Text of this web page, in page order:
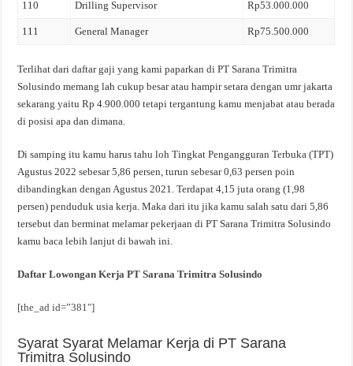
110 Drilling Supervisor Rp53.000.000
111 General Manager Rp75.500.000
Terlihat dari daftar gaji yang kami paparkan di PT Sarana Trimitra
Solusindo memang lah cukup besar atau hampir setara dengan umr jakarta
sekarang yaitu Rp 4.900.000 tetapi tergantung kamu menjabat atau berada
di posisi apa dan dimana.
Di samping itu kamu harus tahu loh Tingkat Pengangguran Terbuka (TPT)
Agustus 2022 sebesar 5,86 persen, turun sebesar 0,63 persen poin
dibandingkan dengan Agustus 2021. Terdapat 4,15 juta orang (1,98
persen) penduduk usia kerja. Maka dari itu jika kamu salah satu dari 5,86
tersebut dan berminat melamar pekerjaan di PT Sarana Trimitra Solusindo
kamu baca lebih lanjut di bawah ini.
Daftar Lowongan Kerja PT Sarana Trimitra Solusindo
[the_ad id=”381″]
Syarat Syarat Melamar Kerja di PT Sarana
Trimitra Solusindo